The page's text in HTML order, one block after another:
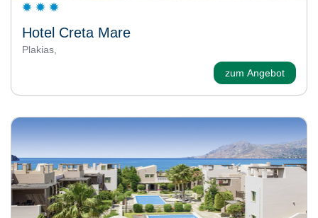
Hotel Creta Mare
Plakias,
zum Angebot